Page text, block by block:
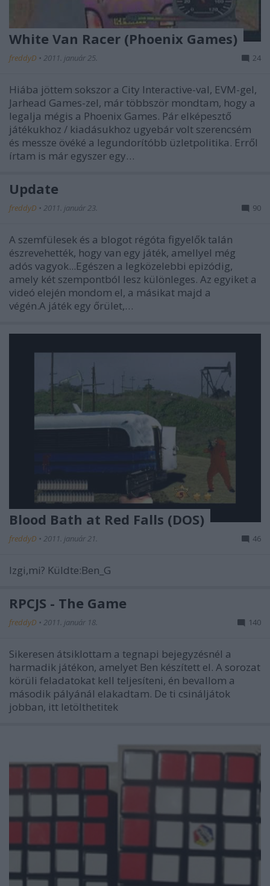
White Van Racer (Phoenix Games)
freddyD • 2011. január 25. 24
Hiába jöttem sokszor a City Interactive-val, EVM-gel,
Jarhead Games-zel, már többször mondtam, hogy a
legalja mégis a Phoenix Games. Pár elképesztő
játékukhoz / kiadásukhoz ugyebár volt szerencsém
és messze övéké a legundorítóbb üzletpolitika. Erről
írtam is már egyszer egy…
Update
freddyD • 2011. január 23. 90
A szemfülesek és a blogot régóta figyelők talán
észrevehették, hogy van egy játék, amellyel még
adós vagyok...Egészen a legközelebbi epizódig,
amely két szempontból lesz különleges. Az egyiket a
videó elején mondom el, a másikat majd a
végén.A játék egy őrület,…
Blood Bath at Red Falls (DOS)
freddyD • 2011. január 21. 46
Izgi,mi? Küldte:Ben_G
RPCJS - The Game
freddyD • 2011. január 18. 140
Sikeresen átsiklottam a tegnapi bejegyzésnél a
harmadik játékon, amelyet Ben készített el. A sorozat
körüli feladatokat kell teljesíteni, én bevallom a
második pályánál elakadtam. De ti csináljátok
jobban, itt letölthetitek